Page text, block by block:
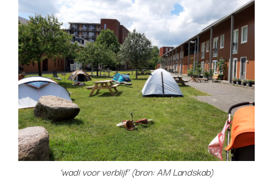
‘wadi voor verblijf’ (bron: AM Landskab)